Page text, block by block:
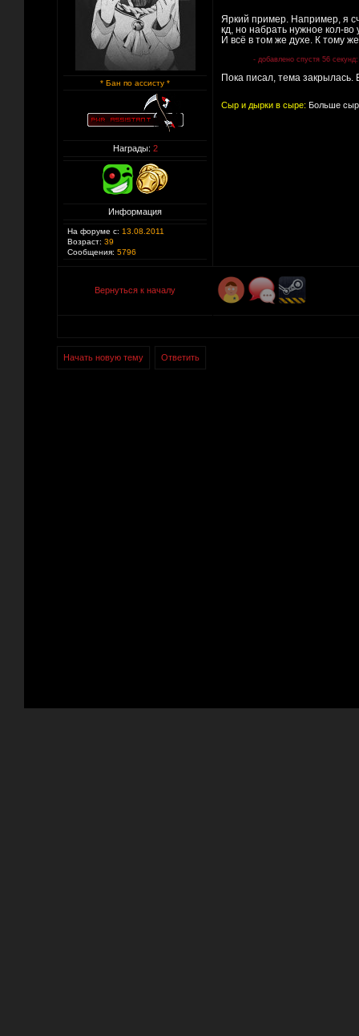
* Бан по ассисту *
Награды: 2
Информация
На форуме с: 13.08.2011
Возраст: 39
Сообщения: 5796
Яркий пример. Например, я
кд, но набрать нужное кол-во
И всё в том же духе. К тому
- добавлено спустя 56 секунд:
Пока писал, тема закрылась.
Сыр и дырки в сыре: Больше
Вернуться к началу
Начать новую тему Ответить